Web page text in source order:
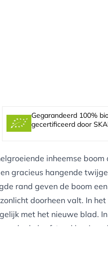
Gegarandeerd 100%
gecertificeerd door
inheemse boom
gracieus hangende
rand geven de boom een
doorheen valt. In het
met het nieuwe blad.
herfstverkleuring,
is een echte